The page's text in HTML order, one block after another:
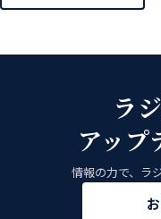
ラ
アップ
情報の力で、ラ